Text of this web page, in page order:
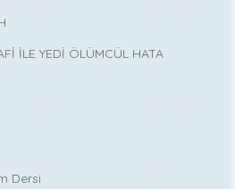
İLE YEDİ ÖLÜMCÜL HATA
Dersi